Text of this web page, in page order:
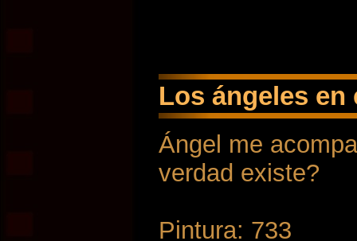
Los ángeles
Ángel me
verdad existe?
Pintura: 733